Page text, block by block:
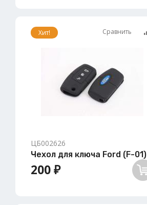
Хит! Сравнить
ЦБ002626
Чехол для ключа Ford (F-01)
200 ₽